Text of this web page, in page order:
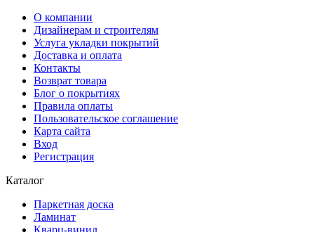
О компании
Дизайнерам и строителям
Услуга укладки покрытий
Доставка и оплата
Контакты
Возврат товара
Блог о покрытиях
Правила оплаты
Пользовательское соглашение
Карта сайта
Вход
Регистрация
Каталог
Паркетная доска
Ламинат
Кварц-винил